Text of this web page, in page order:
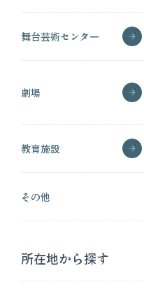
舞台芸術センター
劇場
教育施設
その他
所在地から探す